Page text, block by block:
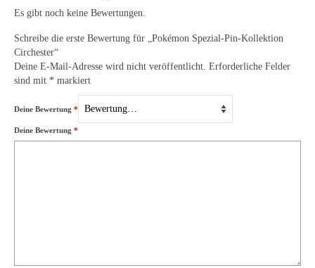
Es gibt noch keine Bewertungen.
Schreibe die erste Bewertung für „Pokémon Spezial-Pin-Kollektion
Circhester“
Deine E-Mail-Adresse wird nicht veröffentlicht. Erforderliche Felder
sind mit * markiert
Deine Bewertung *
Deine Bewertung *